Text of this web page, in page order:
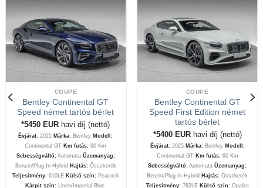
COUPE
Bentley Continental GT
Speed német tartós bérlet
*5450 EUR havi díj (nettó)
Évjárat: 2025 Márka: Bentley Modell:
Continental GT Km futás:60 Km
Sebességváltó:Automata Üzemanyag:
Benzin/Plug-In-Hybrid Hajtás:Összkerék
Teljesítmény:610LE Külső szín: Peacock
Kárpit szín:Linen/Imperial Blue
COUPE
Bentley Continental GT
Speed First Edition német
tartós bérlet
*5400 EUR havi díj (nettó)
Évjárat:2025 Márka:Bentley Modell:
Continental GT Km futás: 60 Km
Sebességváltó: AutomataÜzemanyag:
Benzin/Plug-In-Hybrid Hajtás: Összkerék
Teljesítmény:782LE Külső szín: Opalite